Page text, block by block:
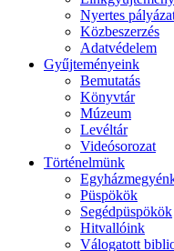
Nyertes
Közbeszerzés
Adatvédelem
Gyűjteményeink
Bemutatás
Könyvtár
Múzeum
Levéltár
Videósorozat
Történelmünk
Püspökök
Segédpüspökök
Hitvallóink
Válogatott